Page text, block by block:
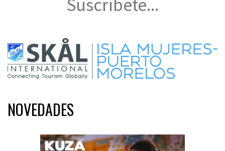
Suscríbete...
NOVEDADES